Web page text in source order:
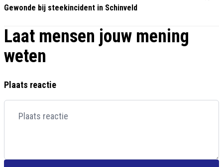
Gewonde bij steekincident in Schinveld
Laat mensen jouw mening
weten
Plaats reactie